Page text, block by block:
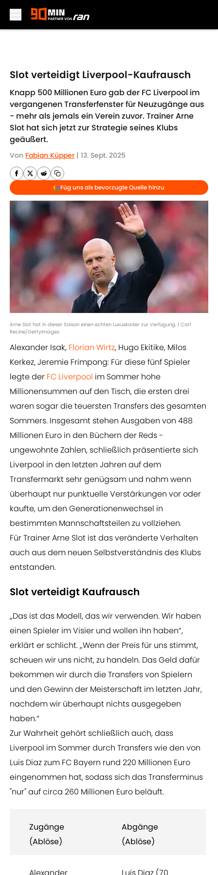
Slot verteidigt Liverpool-Kaufrausch
Knapp 500 Millionen Euro gab der FC Liverpool im
vergangenen Transferfenster für Neuzugänge aus
- mehr als jemals ein Verein zuvor. Trainer Arne
Slot hat sich jetzt zur Strategie seines Klubs
geäußert.
Von Fabian Küpper | 13. Sept. 2025
Füg uns als bevorzugte Quelle hinzu
Arne Slot hat in dieser Saison einen echten Luxuskader zur Verfügung. | Carl
Recine/GettyImages
Alexander Isak, Florian Wirtz, Hugo Ekitike, Milos
Kerkez, Jeremie Frimpong: Für diese fünf Spieler
legte der FC Liverpool im Sommer hohe
Millionensummen auf den Tisch, die ersten drei
waren sogar die teuersten Transfers des gesamten
Sommers. Insgesamt stehen Ausgaben von 488
Millionen Euro in den Büchern der Reds -
ungewohnte Zahlen, schließlich präsentierte sich
Liverpool in den letzten Jahren auf dem
Transfermarkt sehr genügsam und nahm wenn
überhaupt nur punktuelle Verstärkungen vor oder
kaufte, um den Generationenwechsel in
bestimmten Mannschaftsteilen zu vollziehen.
Für Trainer Arne Slot ist das veränderte Verhalten
auch aus dem neuen Selbstverständnis des Klubs
entstanden.
Slot verteidigt Kaufrausch
„Das ist das Modell, das wir verwenden. Wir haben
einen Spieler im Visier und wollen ihn haben“,
erklärt er schlicht. „Wenn der Preis für uns stimmt,
scheuen wir uns nicht, zu handeln. Das Geld dafür
bekommen wir durch die Transfers von Spielern
und den Gewinn der Meisterschaft im letzten Jahr,
nachdem wir überhaupt nichts ausgegeben
haben.“
Zur Wahrheit gehört schließlich auch, dass
Liverpool im Sommer durch Transfers wie den von
Luis Diaz zum FC Bayern rund 220 Millionen Euro
eingenommen hat, sodass sich das Transferminus
"nur" auf circa 260 Millionen Euro beläuft.
Zugänge
(Ablöse)
Abgänge
(Ablöse)